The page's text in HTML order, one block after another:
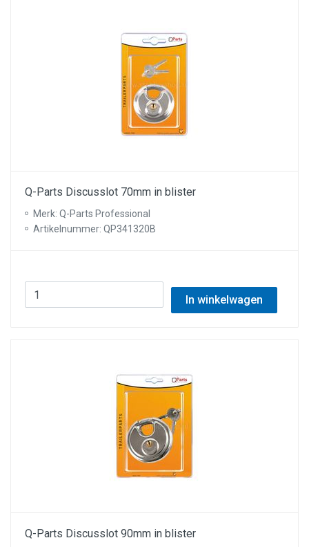
Q-Parts Discusslot 70mm in blister
Merk: Q-Parts Professional
Artikelnummer: QP341320B
In winkelwagen
Q-Parts Discusslot 90mm in blister